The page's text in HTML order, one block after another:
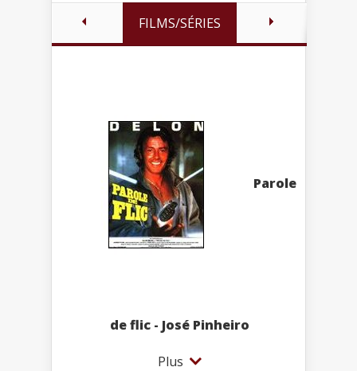
FILMS/SÉRIES
Parole
de flic - José Pinheiro
Plus